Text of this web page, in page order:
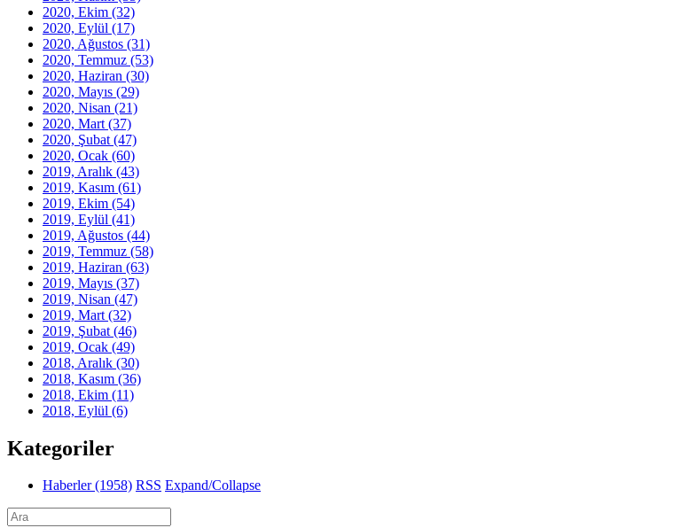
2020, Ekim (32)
2020, Eylül (17)
2020, Ağustos (31)
2020, Temmuz (53)
2020, Haziran (30)
2020, Mayıs (29)
2020, Nisan (21)
2020, Mart (37)
2020, Şubat (47)
2020, Ocak (60)
2019, Aralık (43)
2019, Kasım (61)
2019, Ekim (54)
2019, Eylül (41)
2019, Ağustos (44)
2019, Temmuz (58)
2019, Haziran (63)
2019, Mayıs (37)
2019, Nisan (47)
2019, Mart (32)
2019, Şubat (46)
2019, Ocak (49)
2018, Aralık (30)
2018, Kasım (36)
2018, Ekim (11)
2018, Eylül (6)
Kategoriler
Haberler(1958) RSS Expand/Collapse